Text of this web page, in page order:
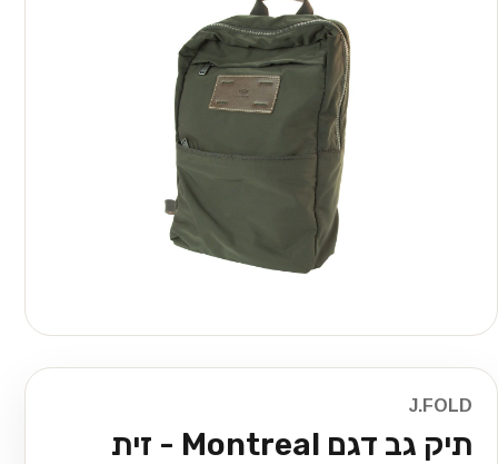
J.FOLD
תיק גב דגם Montreal - זית